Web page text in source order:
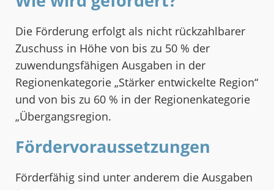
Die Förderung erfolgt als nicht rückzahlbarer
Zuschuss in Höhe von bis zu 50 % der
zuwendungsfähigen Ausgaben in der
Regionenkategorie „Stärker entwickelte Region“
und von bis zu 60 % in der Regionenkategorie
„Übergangsregion.
Fördervoraussetzungen
Förderfähig sind unter anderem die Ausgaben